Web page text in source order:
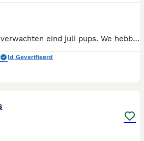
Onze Betsie en Jussi verwachten eind juli pups. We hebben inmiddels de echo gehad en Betsie is drachtig. De pups groeien bij ons op in de huiskamer samen met de andere honden. Rond de 6 weken krijgen de pups hun eerste enting en levershunt test. Ze worden dan ook gecontroleerd door de dierenarts. De pups zijn in het bezit van een stamboom, dna formulier, koopovereenkomst en entingboekje. Beide ouders zijn getest op patella luxatie en erfelijke oogafwijkingen. Mocht u graag meer info willen dan mag u vrijblijvend contact opnemen.
Id Geverifieerd